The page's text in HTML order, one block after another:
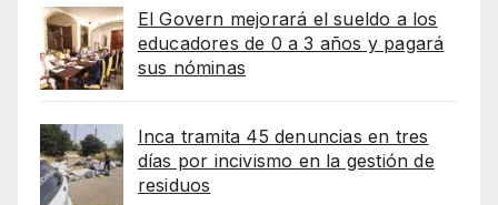
El Govern mejorará el sueldo a los
educadores de 0 a 3 años y pagará
sus nóminas
Inca tramita 45 denuncias en tres
días por incivismo en la gestión de
residuos